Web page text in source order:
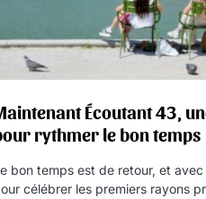
Écoutant 43,
rythmer le bon temps
bon temps est de retour, et
célébrer les premiers rayons